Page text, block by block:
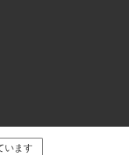
います